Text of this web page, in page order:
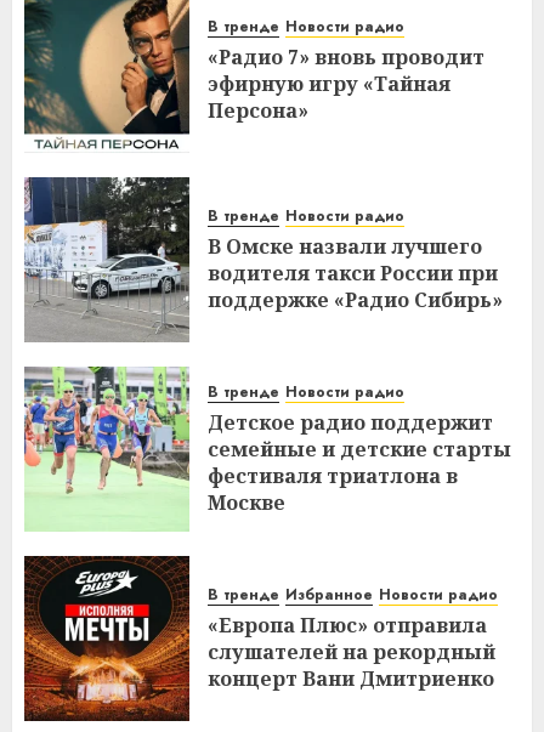
В тренде Новости радио
«Радио 7» вновь проводит
эфирную игру «Тайная
Персона»
В тренде Новости радио
В Омске назвали лучшего
водителя такси России при
поддержке «Радио Сибирь»
В тренде Новости радио
Детское радио поддержит
семейные и детские старты
фестиваля триатлона в
Москве
В тренде Избранное Новости радио
«Европа Плюс» отправила
слушателей на рекордный
концерт Вани Дмитриенко